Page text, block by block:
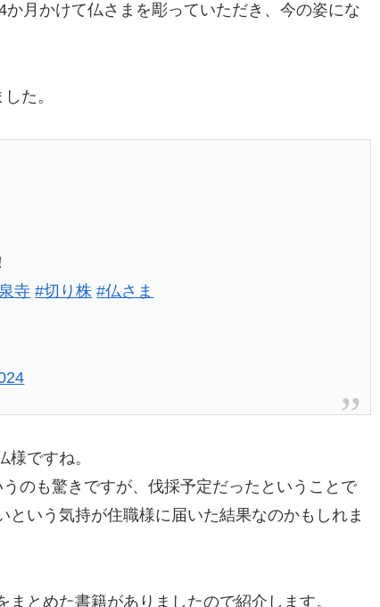
月かけて仏さまを彫っていただき、今の姿にな
た。
寺 #切り株 #仏さま
ですね。
のも驚きですが、伐採予定だったということで
いう気持が住職様に届いた結果なのかもしれま
とめた書籍がありましたので紹介します。